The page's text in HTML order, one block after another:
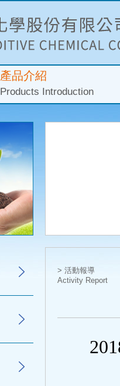
產品介紹
Products Introduction
> 活動報導
Activity Report